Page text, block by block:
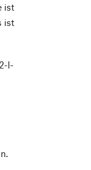
ist
ist
l-